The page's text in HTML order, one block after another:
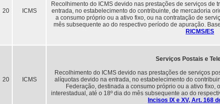
20 ICMS
Recolhimento do ICMS devido nas prestações de serviços
entrada, no estabelecimento do contribuinte, de mercadoria
a consumo próprio ou a ativo fixo, ou na contratação de
mês subsequente ao do respectivo período de apuração.
RICMS/ES
20 ICMS
Serviços Postais e
Recolhimento do ICMS devido nas prestações de serviços
alíquotas devido na entrada, no estabelecimento do
Federação, destinada a consumo próprio ou a ativo fixo,
interestadual, até o 18º dia do mês subsequente ao do
Incisos IX e XV, Art. 168